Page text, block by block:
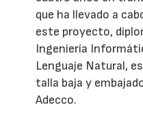
que ha llevado a
este proyecto,
Ingeniería
Lenguaje Natural,
talla baja y
Adecco.